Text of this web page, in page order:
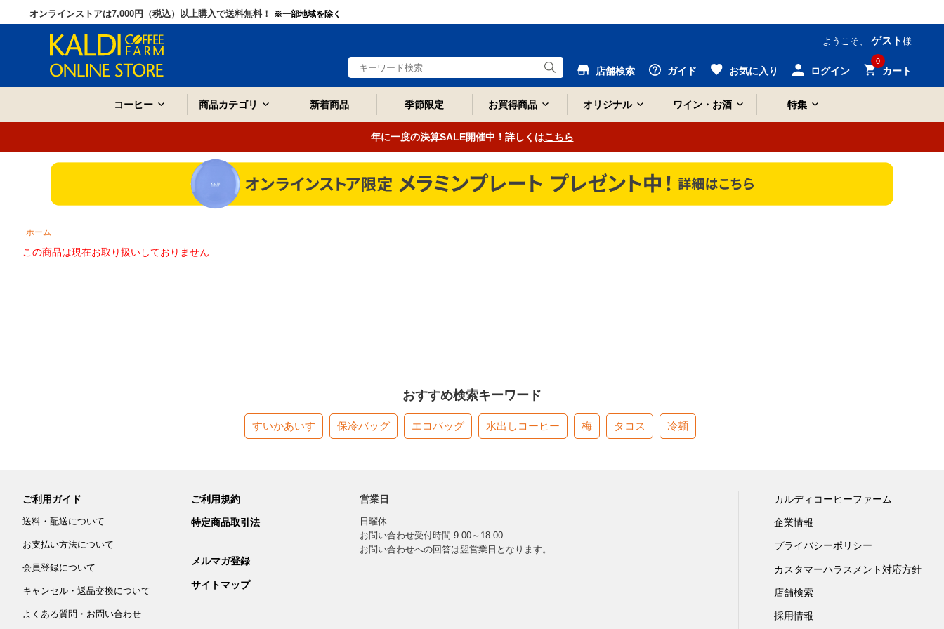
オンラインストアは7,000円（税込）以上購入で送料無料！ ※一部地域を除く
ようこそ、 ゲスト 様
店舗検索 ガイド お気に入り ログイン
0
カート
コーヒー 商品カテゴリ 新着商品 季節限定 お買得商品 オリジナル ワイン・お酒 特集
年に一度の決算SALE開催中！詳しくはこちら
ホーム
この商品は現在お取り扱いしておりません
おすすめ検索キーワード
すいかあいす 保冷バッグ エコバッグ 水出しコーヒー 梅 タコス 冷麺
ご利用ガイド
送料・配送について
お支払い方法について
会員登録について
キャンセル・返品交換について
よくある質問・お問い合わせ
ご利用規約
特定商品取引法
メルマガ登録
サイトマップ
営業日
日曜休
お問い合わせ受付時間 9:00～18:00
お問い合わせへの回答は翌営業日となります。
カルディコーヒーファーム
企業情報
プライバシーポリシー
カスタマーハラスメント対応方針
店舗検索
採用情報